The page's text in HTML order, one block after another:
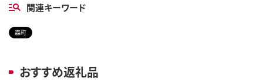
関連キーワード
森町
おすすめ返礼品